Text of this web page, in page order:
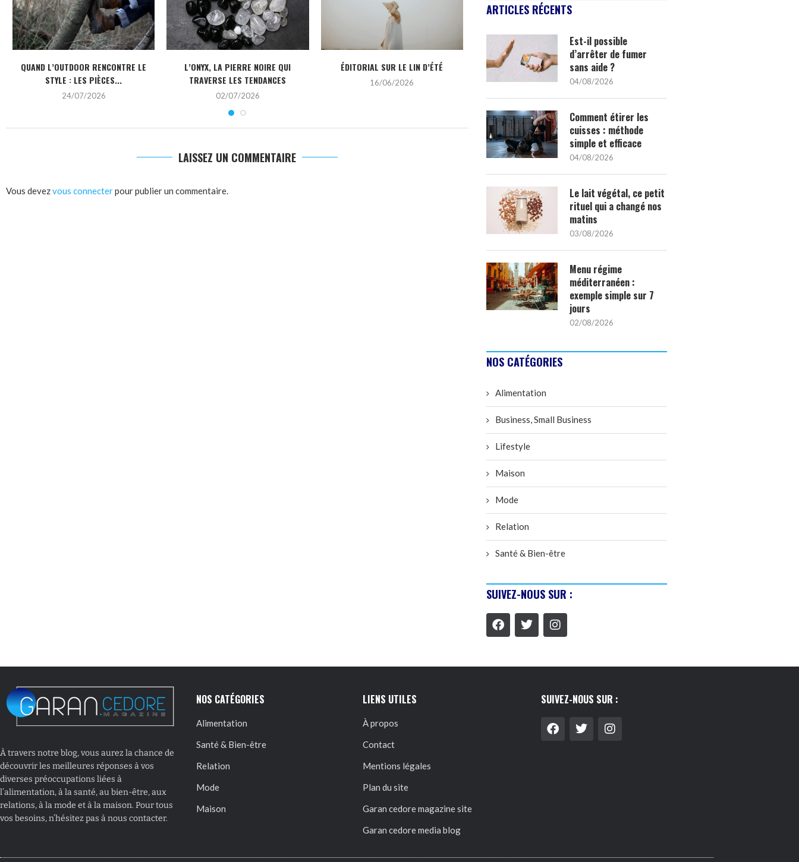
QUAND L’OUTDOOR RENCONTRE LE
STYLE : LES PIÈCES...
24/07/2026
L’ONYX, LA PIERRE NOIRE QUI
TRAVERSE LES TENDANCES
02/07/2026
ÉDITORIAL SUR LE LIN D’ÉTÉ
16/06/2026
LES TENDANCES ONGLES DE MARIAGE
2026
LAISSEZ UN COMMENTAIRE
Vous devezvous connecterpour publier un commentaire.
ARTICLES RÉCENTS
Est-il possible
d’arrêter de fumer
sans aide ?
04/08/2026
Comment étirer les
cuisses : méthode
simple et efficace
04/08/2026
Le lait végétal, ce petit
rituel qui a changé nos
matins
03/08/2026
Menu régime
méditerranéen :
exemple simple sur 7
jours
02/08/2026
NOS CATÉGORIES
Alimentation
Business, Small Business
Lifestyle
Maison
Mode
Relation
Santé & Bien-être
SUIVEZ-NOUS SUR :
À travers notre blog, vous aurez la chance de
découvrir les meilleures réponses à vos
diverses préoccupations liées à
l’alimentation, à la santé, au bien-être, aux
relations, à la mode et à la maison. Pour tous
vos besoins, n’hésitez pas à nous contacter.
NOS CATÉGORIES
Alimentation
Santé & Bien-être
Relation
Mode
Maison
LIENS UTILES
À propos
Contact
Mentions légales
Plan du site
Garan cedore magazine site
Garan cedore media blog
SUIVEZ-NOUS SUR :